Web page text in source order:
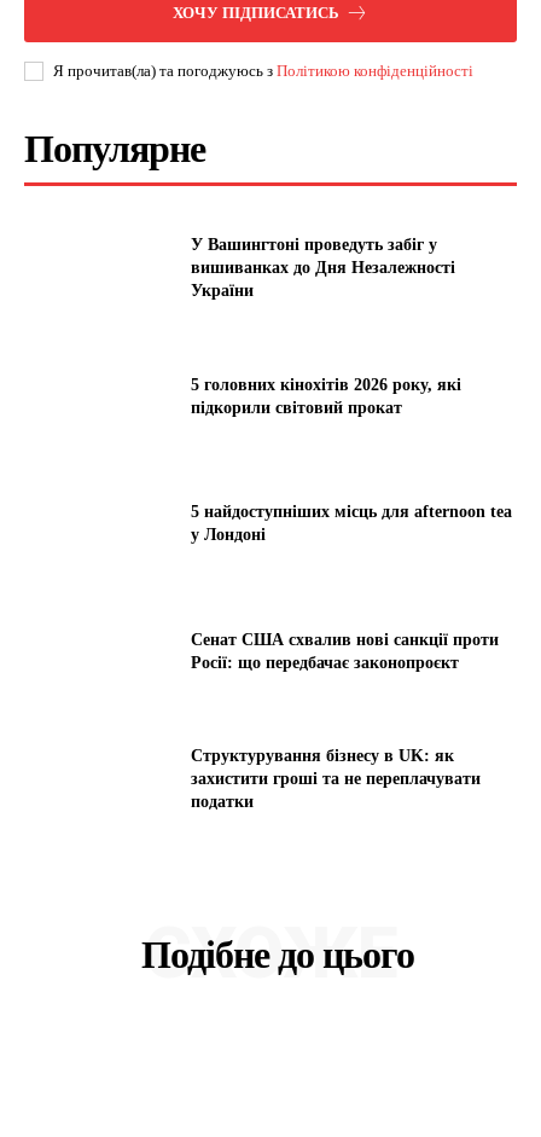
ХОЧУ ПІДПИСАТИСЬ
Я прочитав(ла) та погоджуюсь з Політикою конфіденційності
Популярне
У Вашингтоні проведуть забіг у
вишиванках до Дня Незалежності
України
5 головних кінохітів 2026 року, які
підкорили світовий прокат
5 найдоступніших місць для afternoon tea
у Лондоні
Сенат США схвалив нові санкції проти
Росії: що передбачає законопроєкт
Структурування бізнесу в UK: як
захистити гроші та не переплачувати
податки
Подібне до цього
СХОЖЕ